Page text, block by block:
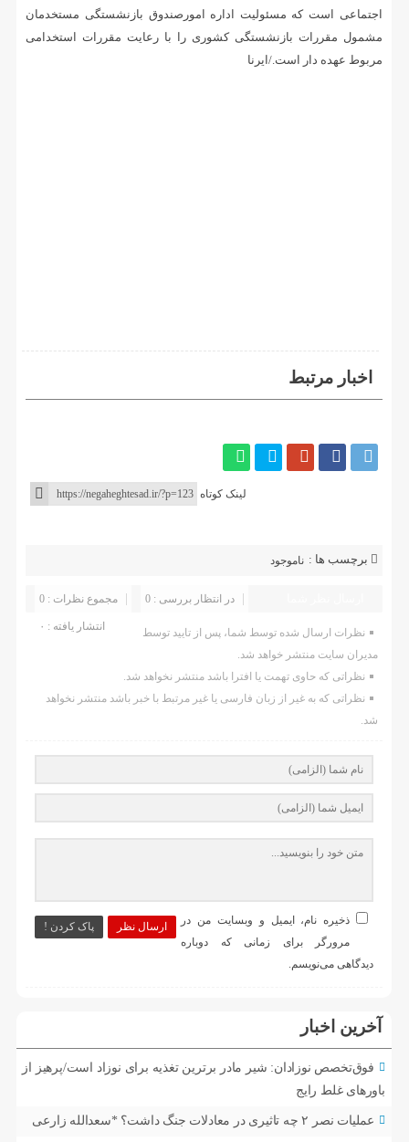
اجتماعی است که مسئولیت اداره امورصندوق بازنشستگی مستخدمان
مشمول مقررات بازنشستگی کشوری را با رعایت مقررات استخدامی
مربوط عهده دار است./ایرنا
اخبار مرتبط
لینک کوتاه
برچسب ها : ناموجود
مجموع نظرات : 0 در انتظار بررسی : 0
انتشار یافته : ۰
نظرات ارسال شده توسط شما، پس از تایید توسط
مدیران سایت منتشر خواهد شد.
نظراتی که حاوی تهمت یا افترا باشد منتشر نخواهد شد.
نظراتی که به غیر از زبان فارسی یا غیر مرتبط با خبر باشد منتشر نخواهد
شد.
ارسال نظر پاک کردن !
ذخیره نام، ایمیل و وبسایت من در
مرورگر برای زمانی که دوباره
دیدگاهی می‌نویسم.
آخرین اخبار
فوق‌تخصص نوزادان: شیر مادر برترین تغذیه برای نوزاد است/پرهیز از
باورهای غلط رایج
عملیات نصر ۲ چه تاثیری در معادلات جنگ داشت؟ *سعدالله زارعی